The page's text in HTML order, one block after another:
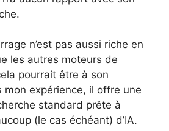
n’est pas aussi riche en
les autres moteurs de
pourrait être à son
mon expérience, il offre une
standard prête à
(le cas échéant) d’IA.